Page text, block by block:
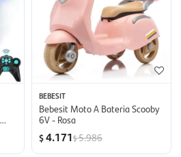
BEBESIT
Bebesit Moto A Bateria Scooby
6V - Rosa
$4.171$5.986